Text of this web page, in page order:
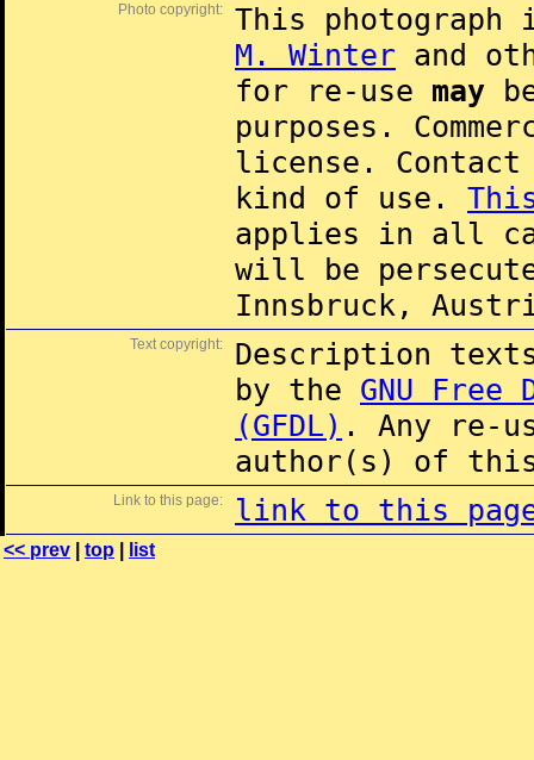
Photo copyright:
This
M. Winter and
for re-use may
purposes.
license.
kind of use.
applies in all
will be
Innsbruck,
Text copyright:
Description
by the GNU Free
(GFDL) . Any re-
author(s) of this
Link to this page: link to this
<< prev top list